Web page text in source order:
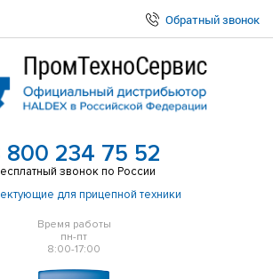
Обратный звонок
800 234 75 52
звонок по России
для прицепной техники
Время работы
пн-пт
8:00-17:00